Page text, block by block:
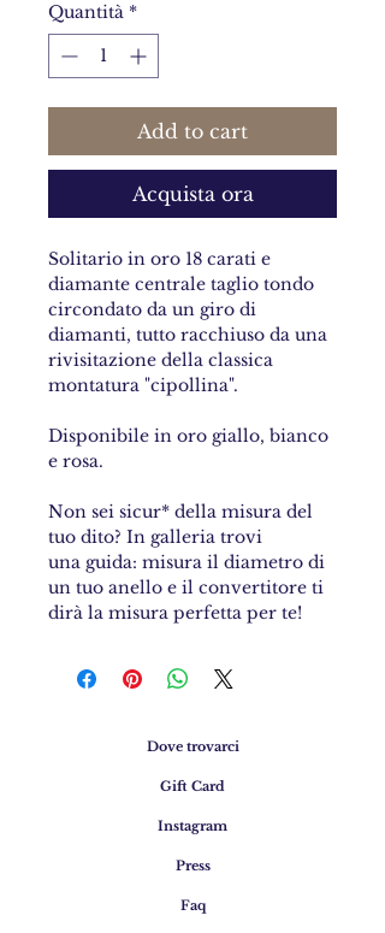
Quantità *
Add to cart
Acquista ora
Solitario in oro 18 carati e
diamante centrale taglio tondo
circondato da un giro di
diamanti, tutto racchiuso da una
rivisitazione della classica
montatura "cipollina".
Disponibile in oro giallo, bianco
e rosa.
Non sei sicur* della misura del
tuo dito? In galleria trovi
una guida: misura il diametro di
un tuo anello e il convertitore ti
dirà la misura perfetta per te!
Dove trovarci
Gift Card
Instagram
Press
Faq